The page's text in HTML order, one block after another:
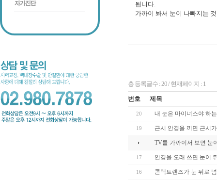
됩니다.
가까이 봐서 눈이 나빠지는
총 등록글수 : 20 / 현재페이지 : 1
번호 제목
20 내 눈은 마이너스야 하
19 근시 안경을 끼면 근시
TV를 가까이서 보면 눈
17 안경을 오래 쓰면 눈이
16 콘택트렌즈가 눈 뒤로